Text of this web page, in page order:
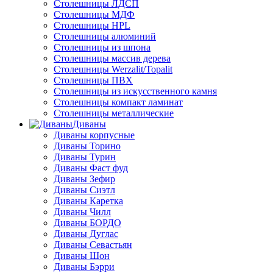
Столешницы ЛДСП
Столешницы МДФ
Столешницы HPL
Столешницы алюминий
Столешницы из шпона
Столешницы массив дерева
Столешницы Werzalit/Topalit
Столешницы ПВХ
Столешницы из искусственного камня
Столешницы компакт ламинат
Столешницы металлические
Диваны
Диваны корпусные
Диваны Торино
Диваны Турин
Диваны Фаст фуд
Диваны Зефир
Диваны Сиэтл
Диваны Каретка
Диваны Чилл
Диваны БОРДО
Диваны Дуглас
Диваны Севастьян
Диваны Шон
Диваны Бэрри